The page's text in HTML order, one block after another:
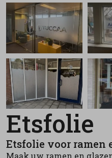
Etsfolie
Etsfolie voor ramen